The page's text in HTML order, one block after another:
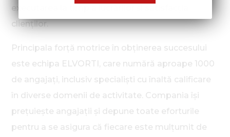
clienților.
Principala forță motrice în obținerea succesului
este echipa ELVORTI, care numără aproape 1000
de angajați, inclusiv specialiști cu înaltă calificare
în diverse domenii de activitate. Compania își
prețuiește angajații și depune toate eforturile
pentru a se asigura că fiecare este mulțumit de